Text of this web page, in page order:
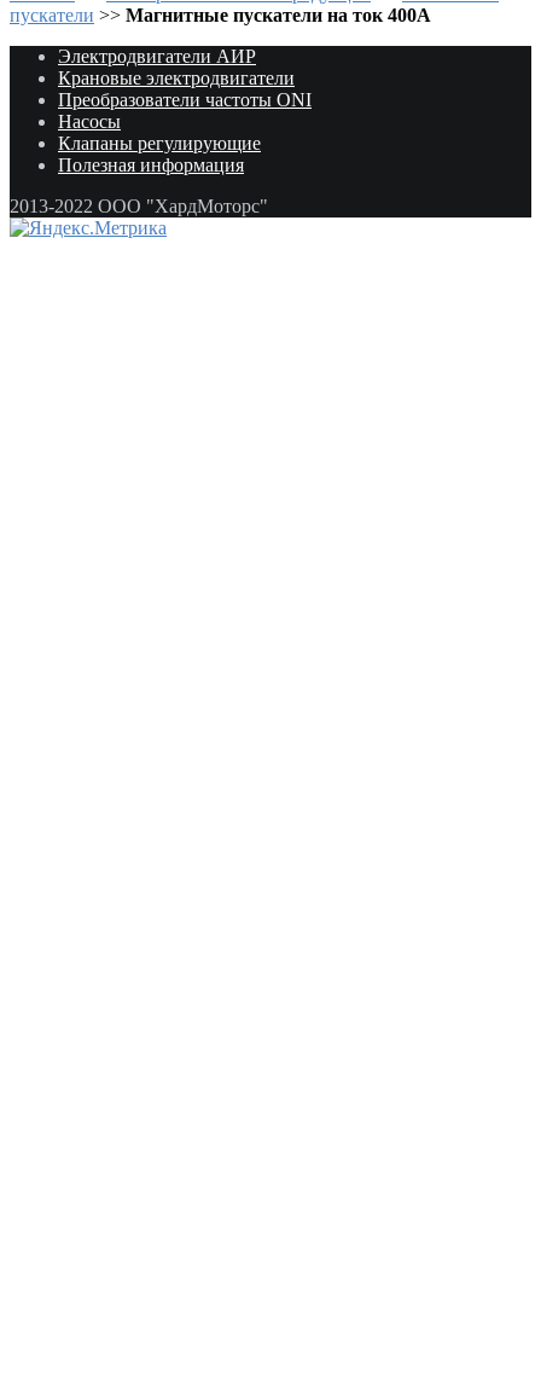
пускатели >> Магнитные пускатели на ток 400А
Электродвигатели АИР
Крановые электродвигатели
Преобразователи частоты ONI
Насосы
Клапаны регулирующие
Полезная информация
2013-2022 ООО "ХардМоторс"